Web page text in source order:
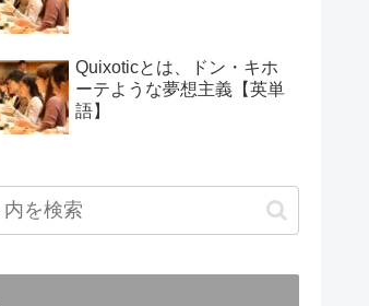
Quixoticとは、ドン・キホ
ーテような夢想主義【英単
語】